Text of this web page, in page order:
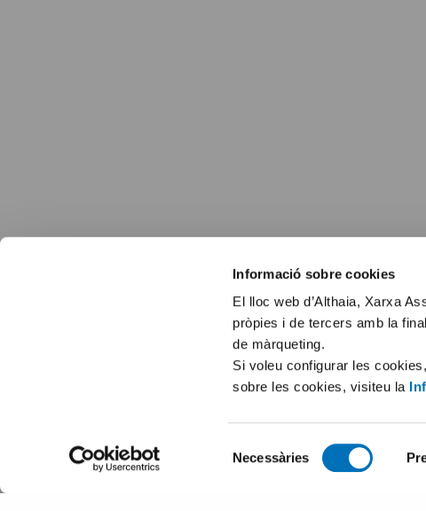
Informació sobre cookies
El lloc web d’Althaia, Xarxa
pròpies i de tercers amb la
de màrqueting.
Si voleu configurar les
sobre les cookies, visiteu la
de
Necessàries